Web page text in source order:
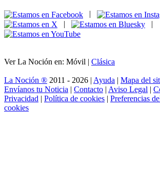
|
|
Ver La Noción en: Móvil | Clásica
La Noción ® 2011 - 2026 | Ayuda | Mapa del
Envíanos tu Noticia | Contacto | Aviso Legal |
Privacidad | Política de cookies | Preferencias
cookies